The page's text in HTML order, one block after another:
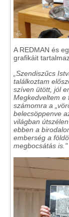
A REDMAN és
grafikáit
„Szendiszűcs
találkoztam
szíven ütött, jól
Megkedveltem e
számomra a
belecsöppenve
világban
ebben a
emberség a
megbocsátás is."